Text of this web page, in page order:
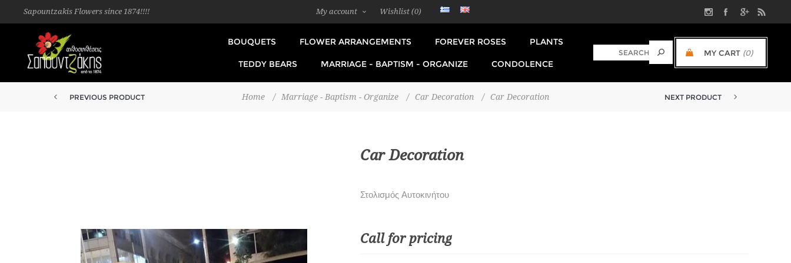
Sapountzakis Flowers since 1874!!!! My account Wishlist (0)
MY CART (0)
BOUQUETS FLOWER ARRANGEMENTS FOREVER ROSES PLANTS
TEDDY BEARS MARRIAGE - BAPTISM - ORGANIZE CONDOLENCE
Home / Marriage - Baptism - Organize / Car Decoration / Car Decoration
PREVIOUS PRODUCT NEXT PRODUCT
Car Decoration
Στολισμός Αυτοκινήτου
Call for pricing